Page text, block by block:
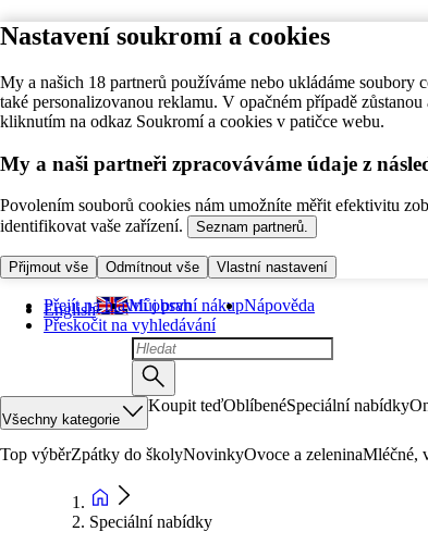
Nastavení soukromí a cookies
My a našich 18 partnerů používáme nebo ukládáme
také personalizovanou reklamu. V opačném případě
kliknutím na odkaz Soukromí a cookies v patičce webu.
My a naši partneři zpracováváme údaje z
Povolením souborů cookies nám umožníte měřit efektivitu
identifikovat vaše zařízení.
Seznam partnerů.
Přijmout vše Odmítnout vše Vlastní nastavení
Přejít na hlavní obsah
Přeskočit na vyhledávání
English Můj první nákupNápověda
Všechny kategorie
Koupit teďOblíbenéSpeciální nabídky
Top výběrZpátky do školyNovinkyOvoce a zeleninaMléčné,
Speciální nabídky